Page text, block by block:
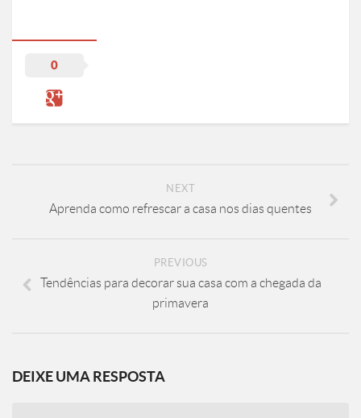
0
NEXT
Aprenda como refrescar a casa nos dias quentes
PREVIOUS
Tendências para decorar sua casa com a chegada da
primavera
DEIXE UMA RESPOSTA